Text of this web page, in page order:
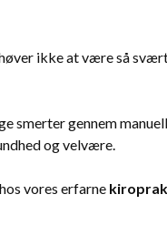
ikke at være så
smerter gennem
og velvære.
vores erfarne